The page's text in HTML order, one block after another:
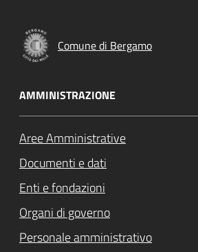
Comune di Bergamo
AMMINISTRAZIONE
Aree Amministrative
Documenti e dati
Enti e fondazioni
Organi di governo
Personale amministrativo